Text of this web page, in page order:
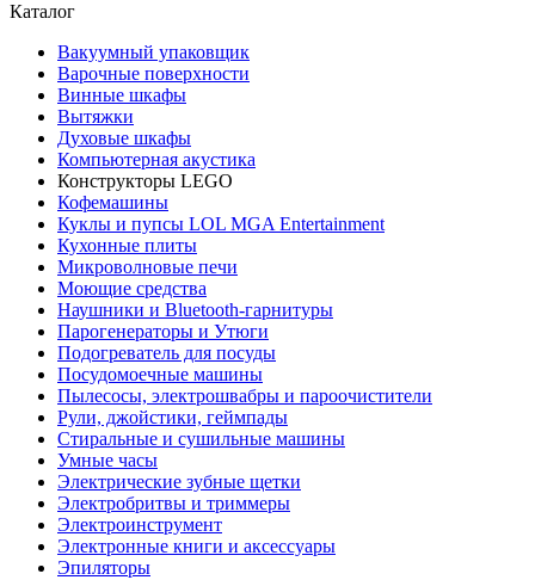
Каталог
Вакуумный упаковщик
Варочные поверхности
Винные шкафы
Вытяжки
Духовые шкафы
Компьютерная акустика
Конструкторы LEGO
Кофемашины
Куклы и пупсы LOL MGA Entertainment
Кухонные плиты
Микроволновые печи
Моющие средства
Наушники и Bluetooth-гарнитуры
Парогенераторы и Утюги
Подогреватель для посуды
Посудомоечные машины
Пылесосы, электрошвабры и пароочистители
Рули, джойстики, геймпады
Стиральные и сушильные машины
Умные часы
Электрические зубные щетки
Электробритвы и триммеры
Электроинструмент
Электронные книги и аксессуары
Эпиляторы